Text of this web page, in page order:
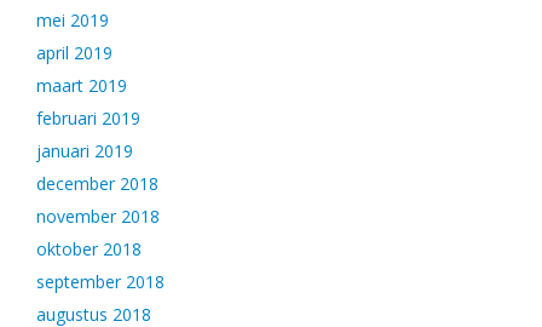
mei 2019
april 2019
maart 2019
februari 2019
januari 2019
december 2018
november 2018
oktober 2018
september 2018
augustus 2018